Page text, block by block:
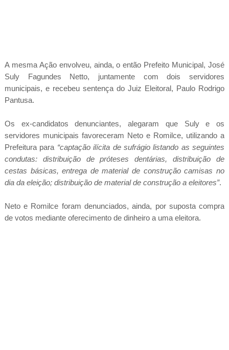
A mesma Ação envolveu, ainda, o então Prefeito Municipal, José
Suly Fagundes Netto, juntamente com dois servidores
municipais, e recebeu sentença do Juiz Eleitoral, Paulo Rodrigo
Pantusa.
Os ex-candidatos denunciantes, alegaram que Suly e os
servidores municipais favoreceram Neto e Romilce, utilizando a
Prefeitura para “captação ilícita de sufrágio listando as seguintes
condutas: distribuição de próteses dentárias, distribuição de
cestas básicas, entrega de material de construção camisas no
dia da eleição; distribuição de material de construção a eleitores”.
Neto e Romilce foram denunciados, ainda, por suposta compra
de votos mediante oferecimento de dinheiro a uma eleitora.